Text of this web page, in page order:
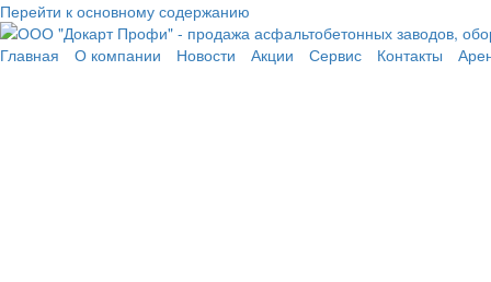
Перейти к основному содержанию
Главная
О компании Новости Акции Сервис Контакты